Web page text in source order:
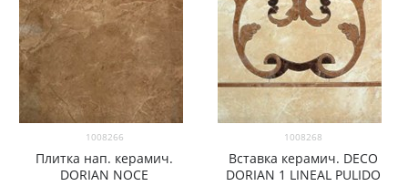
1008266
Плитка нап. керамич.
DORIAN NOCE
1008268
Вставка керамич. DECO
DORIAN 1 LINEAL PULIDO